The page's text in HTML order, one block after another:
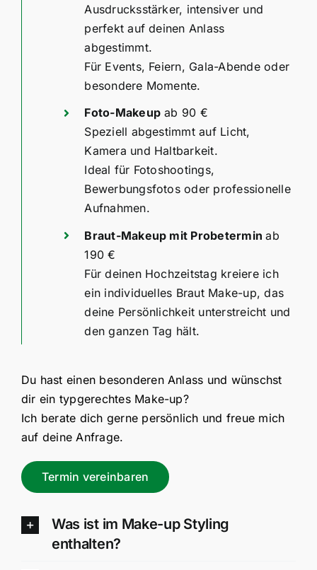
Ausdrucksstärker, intensiver und
perfekt auf deinen Anlass
abgestimmt.
Für Events, Feiern, Gala-Abende oder
besondere Momente.
Foto-Makeup ab 90 €
Speziell abgestimmt auf Licht,
Kamera und Haltbarkeit.
Ideal für Fotoshootings,
Bewerbungsfotos oder professionelle
Aufnahmen.
Braut-Makeup mit Probeterminab
190 €
Für deinen Hochzeitstag kreiere ich
ein individuelles Braut Make-up, das
deine Persönlichkeit unterstreicht und
den ganzen Tag hält.
Du hast einen besonderen Anlass und wünschst
dir ein typgerechtes Make-up?
Ich berate dich gerne persönlich und freue mich
auf deine Anfrage.
Termin vereinbaren
Was ist im Make-up Styling
enthalten?